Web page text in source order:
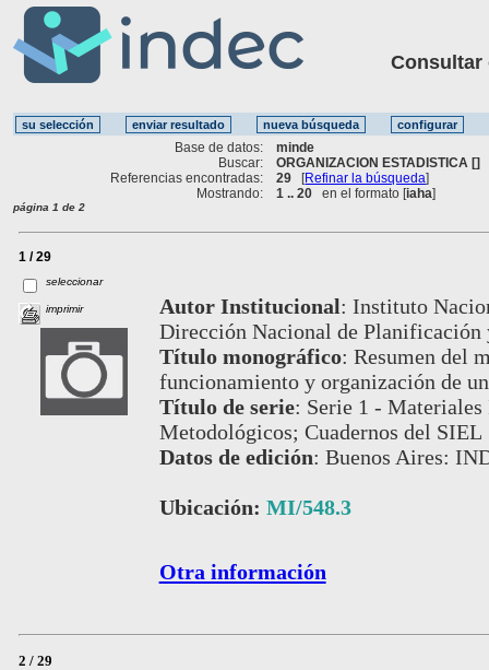
Consultar
Base de datos:
minde
Buscar:
ORGANIZACION ESTADISTICA []
Referencias encontradas:
29 [Refinar la búsqueda]
Mostrando:
1 .. 20 en el formato [iaha]
página 1 de 2
1 / 29
seleccionar
imprimir Autor Institucional: Instituto
Dirección Nacional de Planificación
Título monográfico: Resumen del
funcionamiento y organización de
Título de serie: Serie 1 -
Metodológicos; Cuadernos del SIEL
Datos de edición: Buenos Aires:
Ubicación: MI/548.3
Otra información
2 / 29